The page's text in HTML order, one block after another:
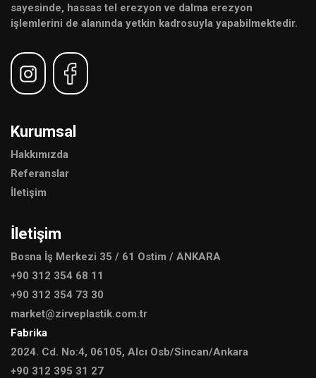
sayesinde, hassas tel erezyon ve dalma erezyon
işlemlerini de alanında yetkin kadrosuyla yapabilmektedir.
Kurumsal
Hakkımızda
Referanslar
İletişim
İletişim
Bosna İş Merkezi 35 / 61 Ostim / ANKARA
+90 312 354 68 11
+90 312 354 73 30
market@zirveplastik.com.tr
Fabrika
2024. Cd. No:4, 06105, Alcı Osb/Sincan/Ankara
+90 312 395 31 27